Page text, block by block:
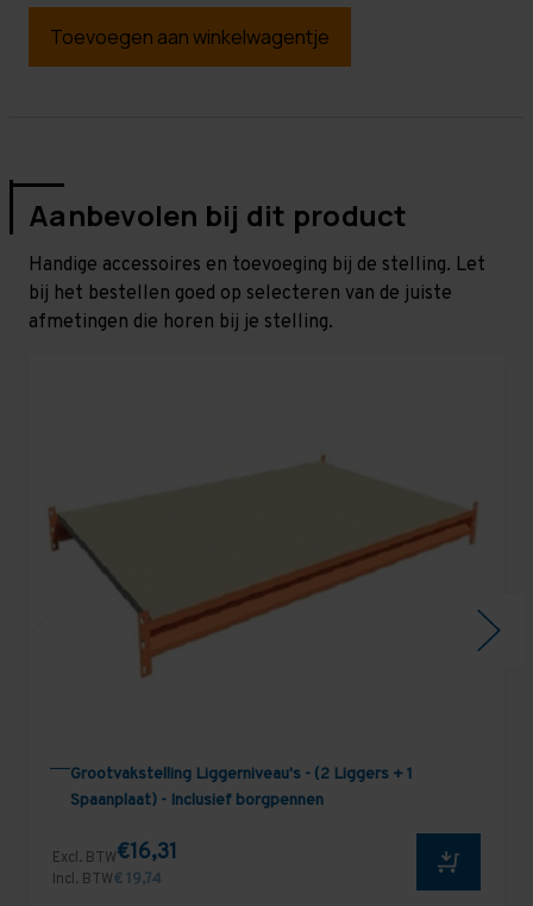
Toevoegen aan winkelwagentje
Aanbevolen bij dit product
Handige accessoires en toevoeging bij de stelling. Let
bij het bestellen goed op selecteren van de juiste
afmetingen die horen bij je stelling.
Grootvakstelling Liggerniveau's - (2 Liggers + 1
Spaanplaat) - Inclusief borgpennen
Excl. BTW€16,31
Incl. BTW€ 19,74